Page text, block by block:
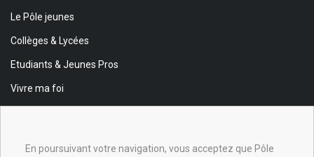
Le Pôle jeunes
Collèges & Lycées
Etudiants & Jeunes Pros
Vivre ma foi
En poursuivant votre navigation, vous acceptez que Pôle